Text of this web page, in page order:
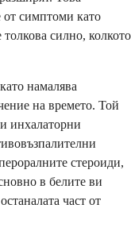
от симптоми като
силно, колкото
намалява
на времето. Той
инхалаторни
стероиди,
в белите ви
част от